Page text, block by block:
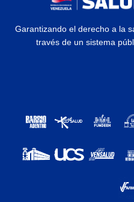
Garantizando el derecho a la
través de un sistema